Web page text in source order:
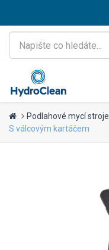
Podlahové mycí stroje
S válcovým kartáčem